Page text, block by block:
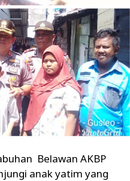
Belawan AKBP
anak yatim yang